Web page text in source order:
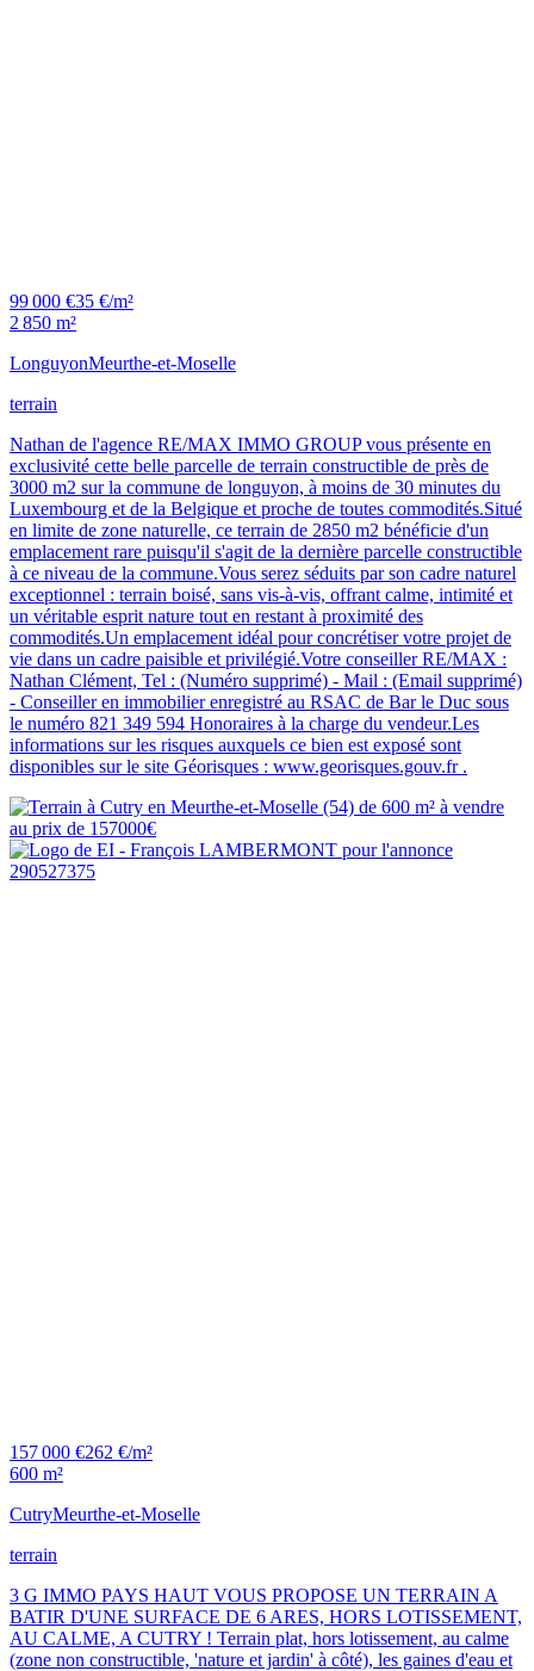
99 000 €35 €/m²
2 850 m²
LonguyonMeurthe-et-Moselle
terrain
Nathan de l'agence RE/MAX IMMO GROUP vous présente en
exclusivité cette belle parcelle de terrain constructible de près de
3000 m2 sur la commune de longuyon, à moins de 30 minutes du
Luxembourg et de la Belgique et proche de toutes commodités.Situé
en limite de zone naturelle, ce terrain de 2850 m2 bénéficie d'un
emplacement rare puisqu'il s'agit de la dernière parcelle constructible
à ce niveau de la commune.Vous serez séduits par son cadre naturel
exceptionnel : terrain boisé, sans vis-à-vis, offrant calme, intimité et
un véritable esprit nature tout en restant à proximité des
commodités.Un emplacement idéal pour concrétiser votre projet de
vie dans un cadre paisible et privilégié.Votre conseiller RE/MAX :
Nathan Clément, Tel : (Numéro supprimé) - Mail : (Email supprimé)
- Conseiller en immobilier enregistré au RSAC de Bar le Duc sous
le numéro 821 349 594 Honoraires à la charge du vendeur.Les
informations sur les risques auxquels ce bien est exposé sont
disponibles sur le site Géorisques : www.georisques.gouv.fr .
157 000 €262 €/m²
600 m²
CutryMeurthe-et-Moselle
terrain
3 G IMMO PAYS HAUT VOUS PROPOSE UN TERRAIN A
BATIR D'UNE SURFACE DE 6 ARES, HORS LOTISSEMENT,
AU CALME, A CUTRY ! Terrain plat, hors lotissement, au calme
(zone non constructible, 'nature et jardin' à côté), les gaines d'eau et